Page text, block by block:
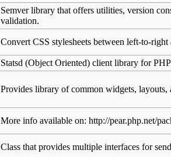
Semver library that offers utilities, version
validation.
Convert CSS stylesheets between left-to-
Statsd (Object Oriented) client library for PHP
Provides library of common widgets, layouts,
More info available on: http://pear.php.net/
Class that provides multiple interfaces for